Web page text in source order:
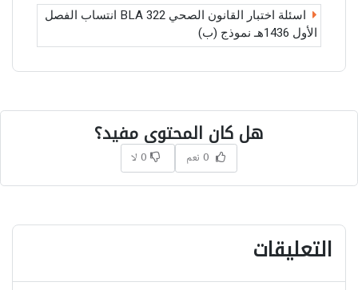
اسئلة اختبار القانون الصحي BLA 322 انتساب الفصل
الأول 1436هـ نموذج (ب)
هل كان المحتوى مفيد؟
0 نعم 0 لا
التعليقات